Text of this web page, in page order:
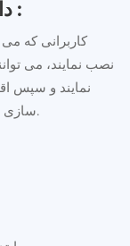
دانلود مجموعه کامل دی وی دی ها :
کاربرانی که
نصب نمایند، می
سازی نمایند. حجم کل فایلها 3.593 گیگا بایت می باشد.